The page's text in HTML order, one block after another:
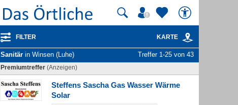
FILTER KARTE
Sanitär in Winsen (Luhe) Treffer 1-25 von 43
Premiumtreffer (Anzeigen)
Steffens Sascha Gas Wasser Wärme
Solar